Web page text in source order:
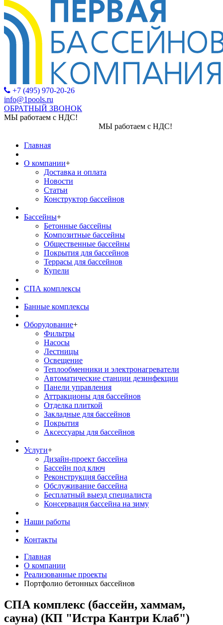
+7 (495) 970-20-26
info@1pools.ru
ОБРАТНЫЙ ЗВОНОК
МЫ работаем с НДС!
МЫ работаем с НДС!
Главная
О компании+
Доставка и оплата
Новости
Статьи
Конструктор бассейнов
Бассейны+
Бетонные бассейны
Композитные бассейны
Общественные бассейны
Покрытия для бассейнов
Террасы для бассейнов
Купели
СПА комплексы
Банные комплексы
Оборудование+
Фильтры
Насосы
Лестницы
Освещение
Теплообменники и электронагреватели
Автоматические станции дезинфекции
Панели управления
Аттракционы для бассейнов
Отделка плиткой
Закладные для бассейнов
Покрытия
Аксессуары для бассейнов
Услуги+
Дизайн-проект бассейна
Бассейн под ключ
Реконструкция бассейна
Обслуживание бассейна
Бесплатный выезд специалиста
Консервация бассейна на зиму
Наши работы
Контакты
Главная
О компании
Реализованные проекты
Портфолио бетонных бассейнов
СПА комплекс (бассейн, хаммам,
сауна) (КП "Истра Кантри Клаб")